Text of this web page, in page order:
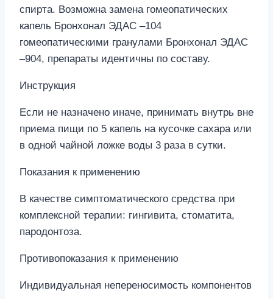
спирта. Возможна замена гомеопатических
капель Бронхонал ЭДАС –104
гомеопатическими гранулами Бронхонал ЭДАС
–904, препараты идентичны по составу.
Инструкция
Если не назначено иначе, принимать внутрь вне
приема пищи по 5 капель на кусочке сахара или
в одной чайной ложке воды 3 раза в сутки.
Показания к применению
В качестве симптоматического средства при
комплексной терапии: гингивита, стоматита,
пародонтоза.
Противопоказания к применению
Индивидуальная непереносимость компонентов